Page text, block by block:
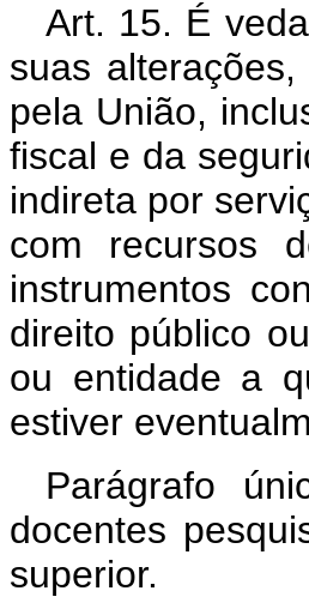
Art. 15. É
suas
pela União,
fiscal e da
indireta por
com recursos
instrumentos
direito público
ou entidade a
estiver
Parágrafo
docentes
superior.